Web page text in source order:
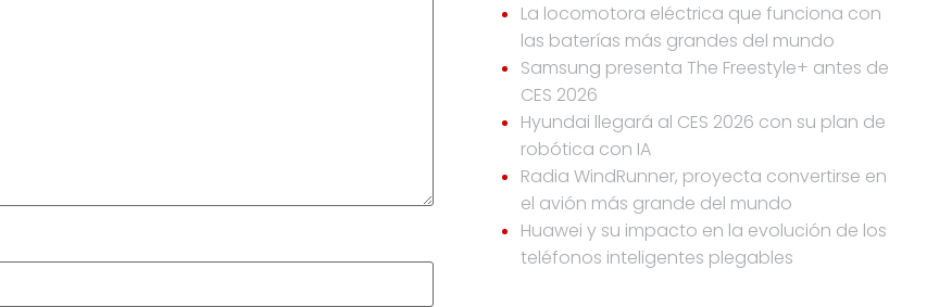
La locomotora eléctrica que funciona con
las baterías más grandes del mundo
Samsung presenta The Freestyle+ antes de
CES 2026
Hyundai llegará al CES 2026 con su plan de
robótica con IA
Radia WindRunner, proyecta convertirse en
el avión más grande del mundo
Huawei y su impacto en la evolución de los
teléfonos inteligentes plegables